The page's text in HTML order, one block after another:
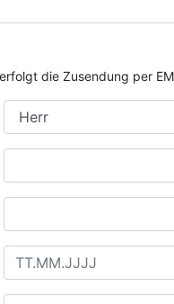
die Zusendung per